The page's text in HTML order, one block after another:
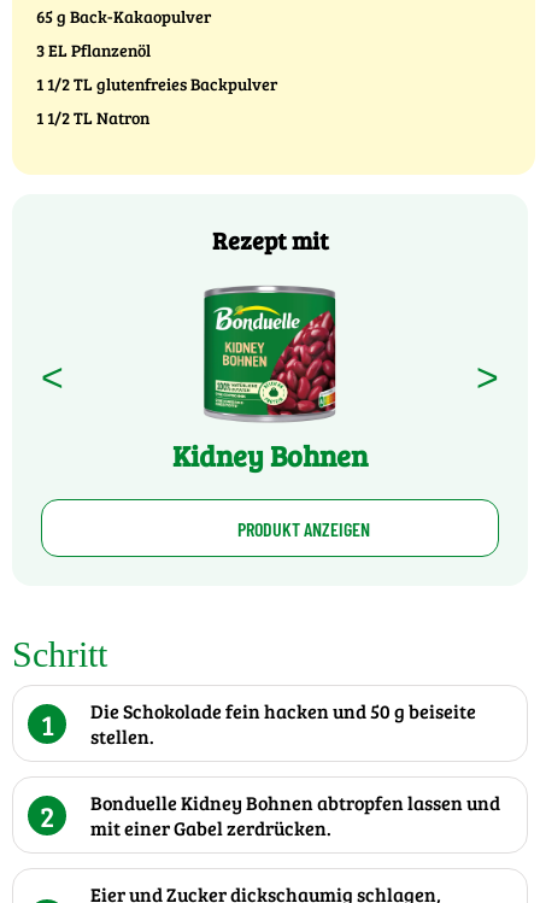
65 g Back-Kakaopulver
3 EL Pflanzenöl
1 1/2 TL glutenfreies Backpulver
1 1/2 TL Natron
Rezept mit
<
Kidney Bohnen
>
PRODUKT ANZEIGEN
Schritt
1
Die Schokolade fein hacken und 50 g beiseite
stellen.
2
Bonduelle Kidney Bohnen abtropfen lassen und
mit einer Gabel zerdrücken.
Eier und Zucker dickschaumig schlagen,